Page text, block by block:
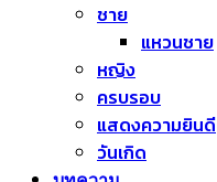
ชาย
แหวนชาย
หญิง
ครบรอบ
แสดงความยินดี
วันเกิด